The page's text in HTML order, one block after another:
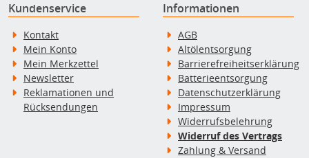
Kundenservice
Kontakt
Mein Konto
Mein Merkzettel
Newsletter
Reklamationen und
Rücksendungen
Informationen
AGB
Altölentsorgung
Barrierefreiheitserklärung
Batterieentsorgung
Datenschutzerklärung
Impressum
Widerrufsbelehrung
Widerruf des Vertrags
Zahlung & Versand